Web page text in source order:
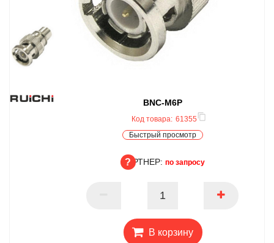
BNC-M6P
Код товара: 61355
Быстрый просмотр
ПАРТНЕР: по запросу
В корзину